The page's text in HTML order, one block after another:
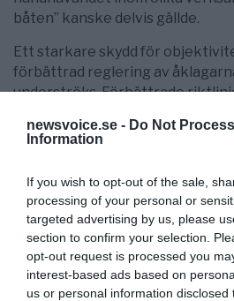
newsvoice.se - Do Not
Information
If you wish to opt-out of the sale,
processing of your personal or
targeted advertising by us, please
section to confirm your selection.
opt-out request is processed you
interest-based ads based on
us or personal information
båten” kanske delvis gällde.
Ett starkare skydd för
förbättrad reglering av
underströks. Förbättrade
utredningsarbetet i brottmål
uppmärksammar problemet
fullständighet och bevisningens
bero på att gällande regler inte
noggrant.
Medicineringen med dess klara
Quicks erkännanden
tillräckligt.